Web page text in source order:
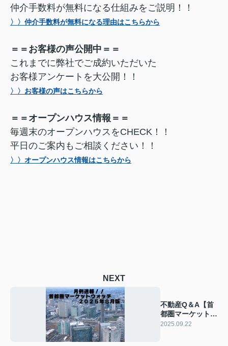
仲介手数料が無料になる仕組みをご説明！！
〉〉仲介手数料が無料になる理由はこちらから
＝＝お客様の声公開中＝＝
これまでに弊社でご成約いただいた
お客様アンケートを大公開！！
〉〉お客様の声はこちらから
＝＝オープンハウス情報＝＝
毎週末のオープンハウスをCHECK！！
平日のご案内もご相談ください！！
〉〉オープンハウス情報はこちらから
NEXT
不動産Q＆A【首
都圏マーケットウ
ォッチ２０２５年
2025.09.22